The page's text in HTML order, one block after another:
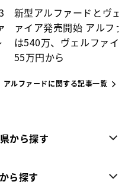
新型アルファードとヴェ
ァイア発売開始 アルファ
は540万、ヴェルファイ
55万円から
アルファードに関する記事一覧
から探す
ら探す